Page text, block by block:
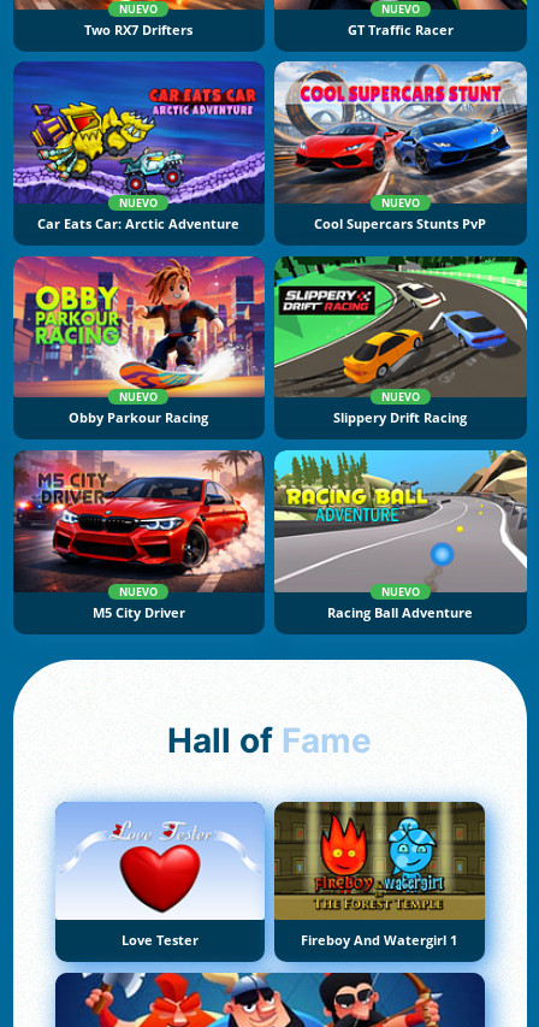
NUEVO
Two RX7 Drifters
NUEVO
GT Traffic Racer
NUEVO
Car Eats Car: Arctic Adventure
NUEVO
Cool Supercars Stunts PvP
NUEVO
Obby Parkour Racing
NUEVO
Slippery Drift Racing
NUEVO
M5 City Driver
NUEVO
Racing Ball Adventure
Hall of Fame
Love Tester Fireboy And Watergirl 1